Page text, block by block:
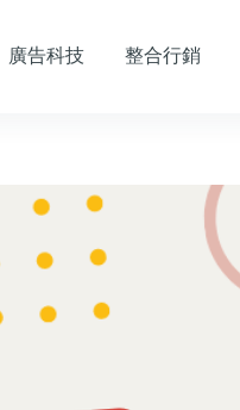
廣告科技 整合行銷